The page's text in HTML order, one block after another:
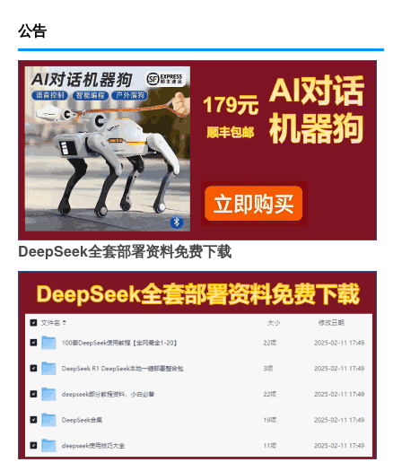
公告
DeepSeek全套部署资料免费下载